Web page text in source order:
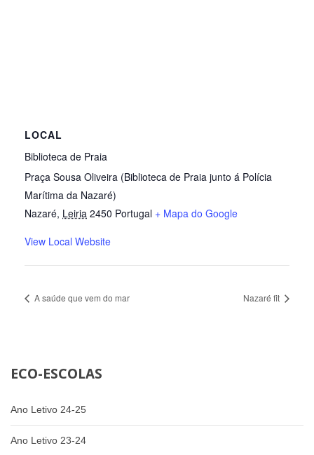
LOCAL
Biblioteca de Praia
Praça Sousa Oliveira (Biblioteca de Praia junto á Polícia
Marítima da Nazaré)
Nazaré, Leiria 2450 Portugal + Mapa do Google
View Local Website
A saúde que vem do mar Nazaré fit
ECO-ESCOLAS
Ano Letivo 24-25
Ano Letivo 23-24